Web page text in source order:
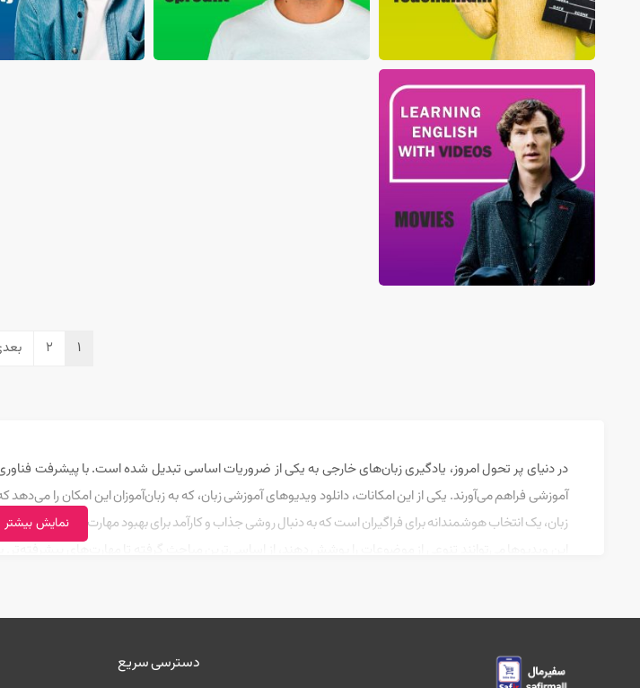
1
2
در دنیای پر تحول امروز، یادگیری زبان‌های خارجی به یکی از ضروریات اساسی تبدیل شده است. با پیشرفت
آموزشی فراهم می‌آورند. یکی از این امکانات، دانلود ویدیوهای آموزشی زبان، که به زبان‌آموزان این امکان را
زبان، یک انتخاب هوشمندانه برای فراگیران است که به دنبال روشی جذاب و کارآمد برای بهبود مهارت‌های زبانی خود
نمایش بیشتر
دسترسی سریع